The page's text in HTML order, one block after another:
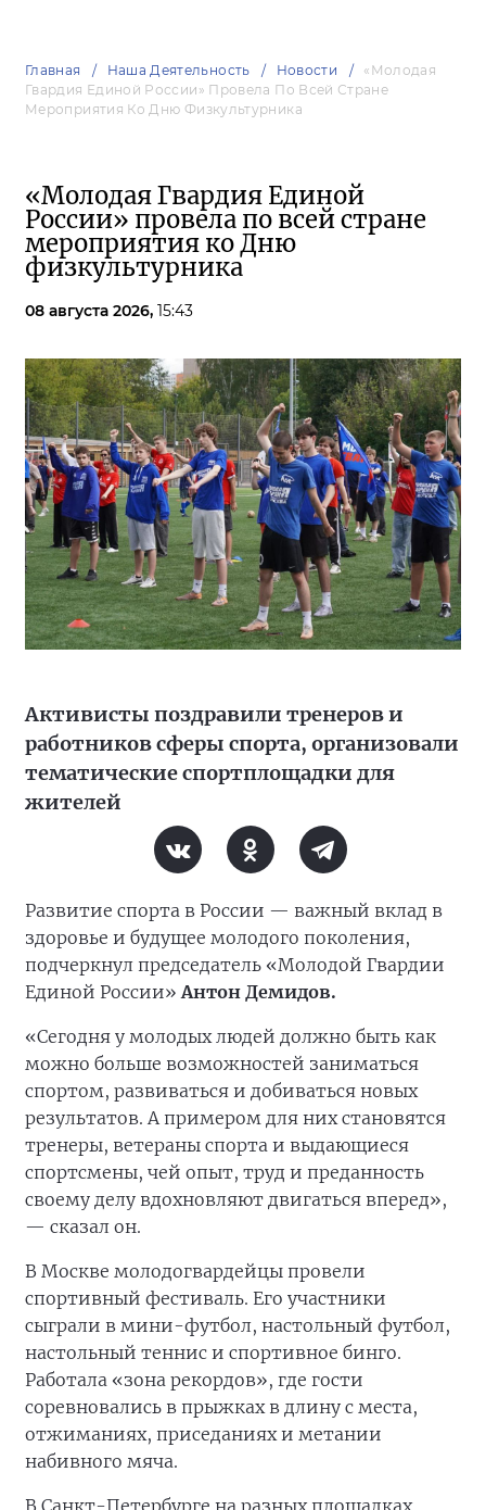
Главная Наша Деятельность Новости
«Молодая
Гвардия Единой России» Провела По Всей Стране
Мероприятия Ко Дню Физкультурника
«Молодая Гвардия Единой
России» провела по всей стране
мероприятия ко Дню
физкультурника
08 августа 2026, 15:43
Активисты поздравили тренеров и
работников сферы спорта, организовали
тематические спортплощадки для
жителей
Развитие спорта в России — важный вклад в
здоровье и будущее молодого поколения,
подчеркнул председатель «Молодой Гвардии
Единой России»Антон Демидов.
«Сегодня у молодых людей должно быть как
можно больше возможностей заниматься
спортом, развиваться и добиваться новых
результатов. А примером для них становятся
тренеры, ветераны спорта и выдающиеся
спортсмены, чей опыт, труд и преданность
своему делу вдохновляют двигаться вперед»,
— сказал он.
В Москве молодогвардейцы провели
спортивный фестиваль. Его участники
сыграли в мини-футбол, настольный футбол,
настольный теннис и спортивное бинго.
Работала «зона рекордов», где гости
соревновались в прыжках в длину с места,
отжиманиях, приседаниях и метании
набивного мяча.